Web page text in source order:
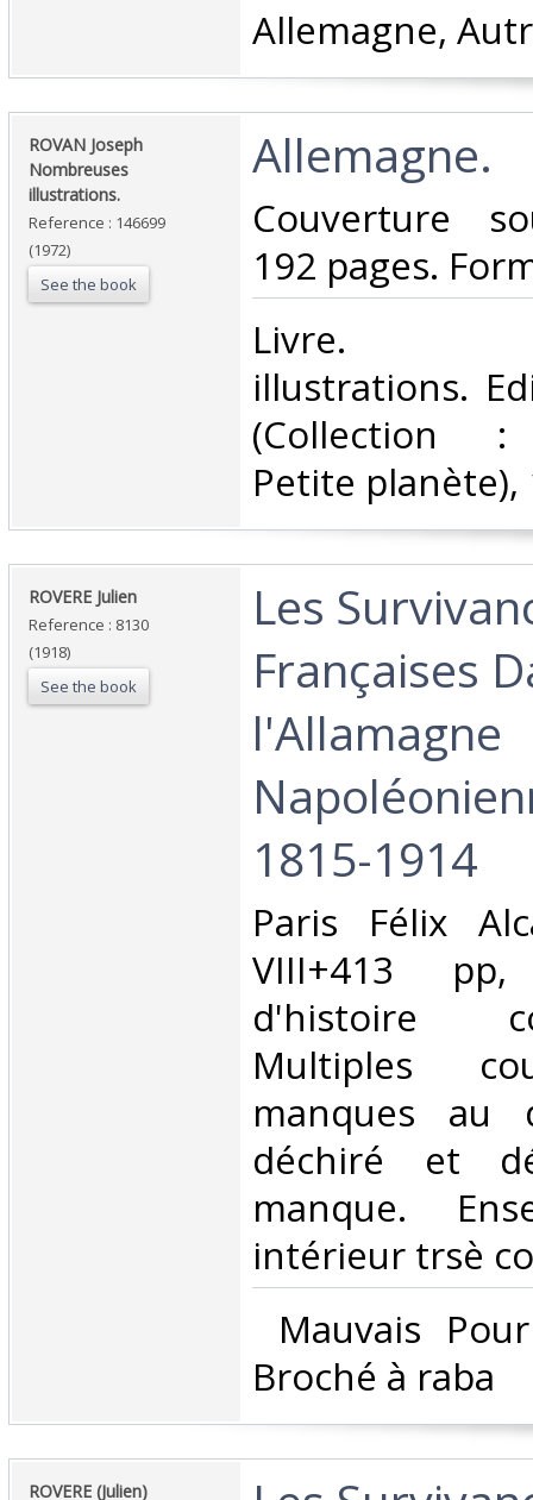
Allemagne,
‎ROVAN Joseph
Nombreuses
illustrations.‎
Reference : 146699
(1972)
See the book
‎Allemagne.‎
‎Couverture
192 pages.
‎Livre.
illustrations.
(Collection :
Petite planète),
‎ROVERE Julien‎
Reference : 8130
(1918)
See the book
‎Les
Françaises
l'Allamagne
1815-1914‎
‎Paris Félix
VIII+413 pp,
d'histoire
Multiples
manques au
déchiré et
manque.
intérieur trsè
Mauvais
Broché à raba‎
‎ROVERE (Julien)‎